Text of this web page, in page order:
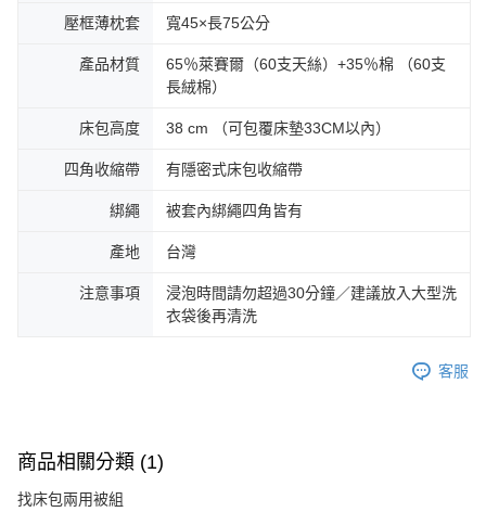
壓框薄枕套 寬45×長75公分
產品材質
65％萊賽爾（60支天絲）+35％棉 （60支
長絨棉）
床包高度 38 cm （可包覆床墊33CM以內）
四角收縮帶 有隱密式床包收縮帶
綁繩 被套內綁繩四角皆有
產地 台灣
注意事項
浸泡時間請勿超過30分鐘／建議放入大型洗
衣袋後再清洗
客服
商品相關分類 (1)
找床包兩用被組